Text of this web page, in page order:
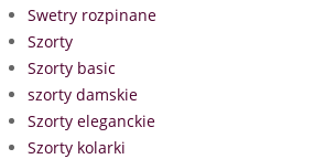
Swetry rozpinane
Szorty
Szorty basic
szorty damskie
Szorty eleganckie
Szorty kolarki